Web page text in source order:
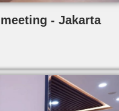
- Jakarta